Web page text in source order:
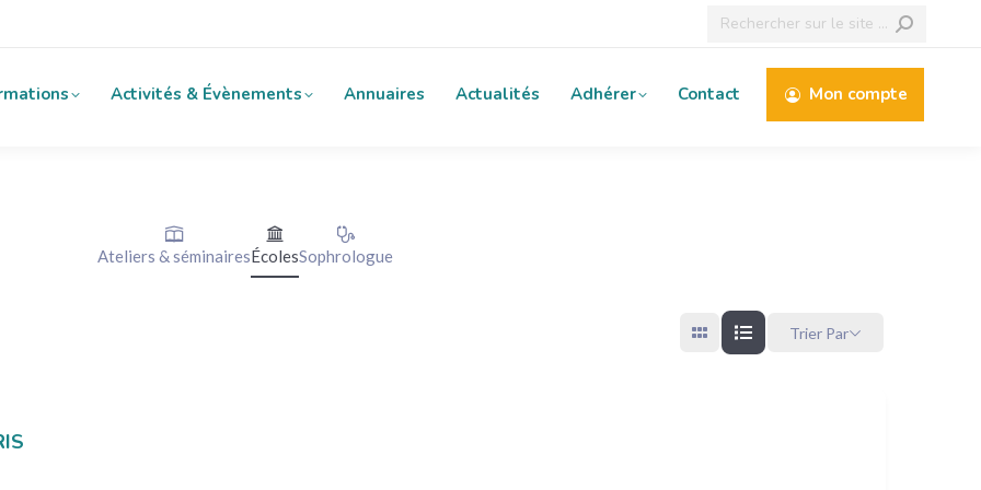
Recherche
Activités & Évènements Annuaires Actualités Adhérer Contact Mon compte
Ateliers & séminairesÉcolesSophrologue
Trier Par